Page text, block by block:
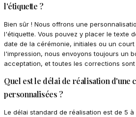
l'étiquette ?
Bien sûr ! Nous offrons une
l'étiquette. Vous pouvez y placer le texte
date de la cérémonie, initiales ou un
l'impression, nous envoyons toujours un
acceptation, et toutes les corrections sont
Quel est le délai de réalisation d'une
personnalisées ?
Le délai standard de réalisation est de 5